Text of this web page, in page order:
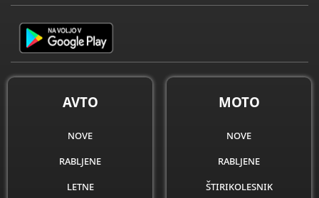
AVTO
nove
rabljene
letne
MOTO
nove
rabljene
štirikolesnik